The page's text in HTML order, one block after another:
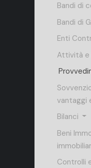
Bandi di
Bandi di
Enti
Attività e
vantaggi
Bilanci
Beni
Controlli